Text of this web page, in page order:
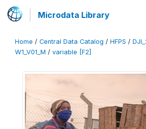
Microdata Library
Home / Central Data Catalog / HFPS /
W1_V01_M / variable [F2]